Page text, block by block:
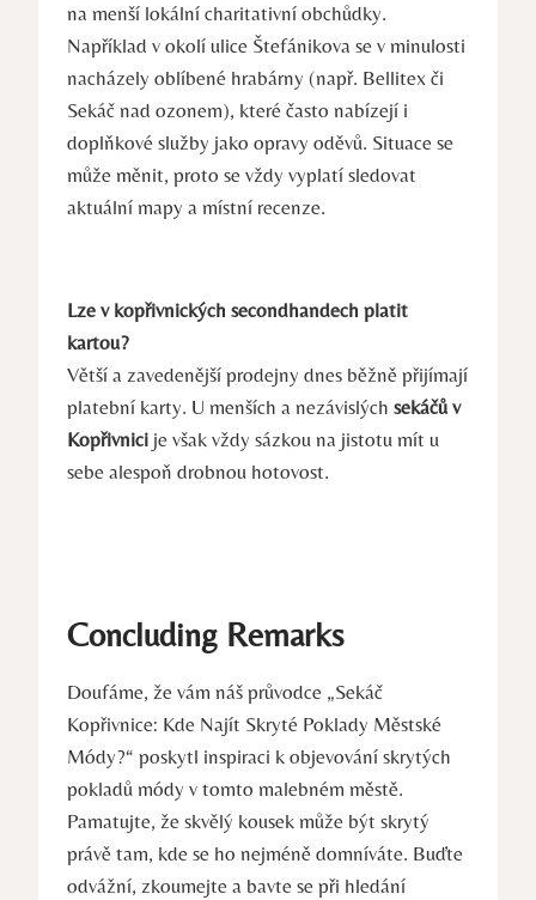
na menší lokální charitativní obchůdky.
Například v okolí ulice Štefánikova se v minulosti
nacházely oblíbené hrabárny (např. Bellitex či
Sekáč nad ozonem), které často nabízejí i
doplňkové služby jako opravy oděvů. Situace se
může měnit, proto se vždy vyplatí sledovat
aktuální mapy a místní recenze.
Lze v kopřivnických secondhandech platit
kartou?
Větší a zavedenější prodejny dnes běžně přijímají
platební karty. U menších a nezávislých sekáčů v
Kopřivnici je však vždy sázkou na jistotu mít u
sebe alespoň drobnou hotovost.
Concluding Remarks
Doufáme, že vám náš průvodce „Sekáč
Kopřivnice: Kde Najít Skryté Poklady Městské
Módy?“ poskytl inspiraci k objevování skrytých
pokladů módy v tomto malebném městě.
Pamatujte, že skvělý kousek může být skrytý
právě tam, kde se ho nejméně domníváte. Buďte
odvážní, zkoumejte a bavte se při hledání